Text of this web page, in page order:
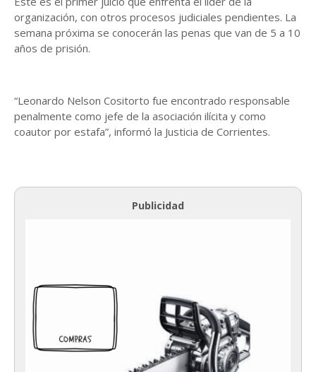
organización, con otros procesos judiciales pendientes. La
semana próxima se conocerán las penas que van de 5 a 10
años de prisión.
“Leonardo Nelson Cositorto fue encontrado responsable
penalmente como jefe de la asociación ilícita y como
coautor por estafa”, informó la Justicia de Corrientes.
Publicidad